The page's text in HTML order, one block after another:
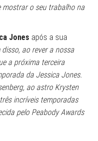
mostrar o seu trabalho na
Jones após a sua
disso, ao rever a nossa
a próxima terceira
da Jessica Jones.
ao astro Krysten
incríveis temporadas
pelo Peabody Awards